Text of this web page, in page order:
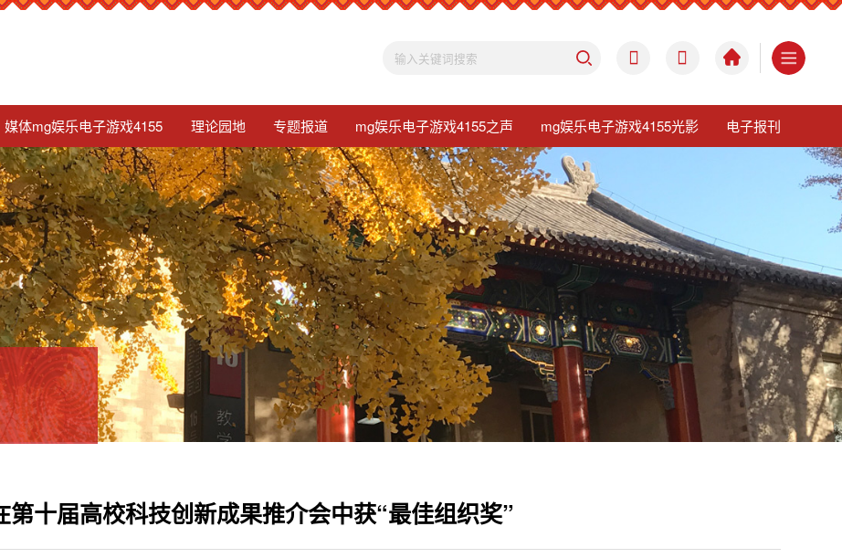
媒体mg娱乐电子游戏4155 理论园地 专题报道 mg娱乐电子游戏4155之声 mg娱乐电子游戏4155光影 电子报刊
第十届高校科技创新成果推介会中获“最佳组织奖”